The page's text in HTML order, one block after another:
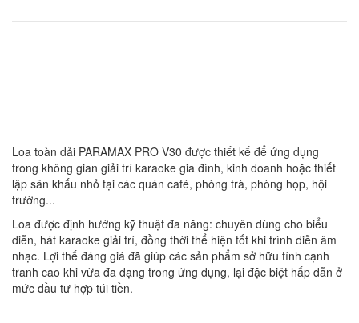
Loa toàn dải PARAMAX PRO V30 được thiết kế để ứng dụng
trong không gian giải trí karaoke gia đình, kinh doanh hoặc thiết
lập sân khấu nhỏ tại các quán café, phòng trà, phòng họp, hội
trường...
Loa được định hướng kỹ thuật đa năng: chuyên dùng cho biểu
diễn, hát karaoke giải trí, đồng thời thể hiện tốt khi trình diễn âm
nhạc. Lợi thế đáng giá đã giúp các sản phẩm sở hữu tính cạnh
tranh cao khi vừa đa dạng trong ứng dụng, lại đặc biệt hấp dẫn ở
mức đầu tư hợp túi tiền.